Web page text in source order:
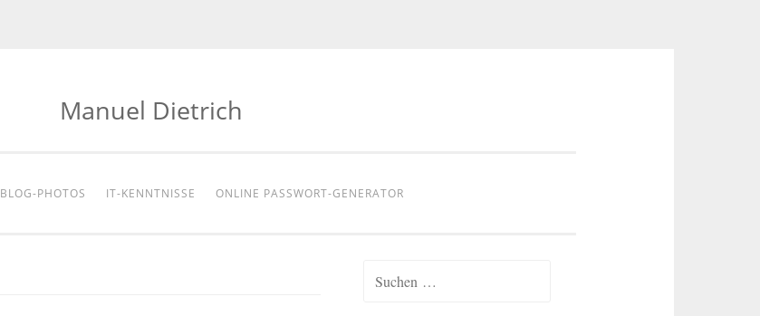
Manuel Dietrich
BLOG-PHOTOS IT-KENNTNISSE ONLINE PASSWORT-GENERATOR
Suchen